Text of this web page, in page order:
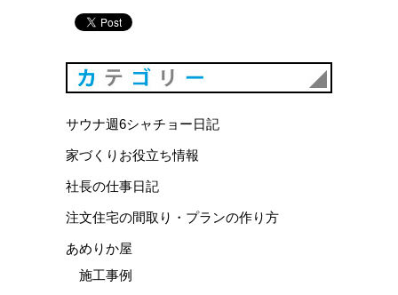
サウナ週6シャチョー日記
家づくりお役立ち情報
社長の仕事日記
注文住宅の間取り・プランの作り方
あめりか屋
施工事例